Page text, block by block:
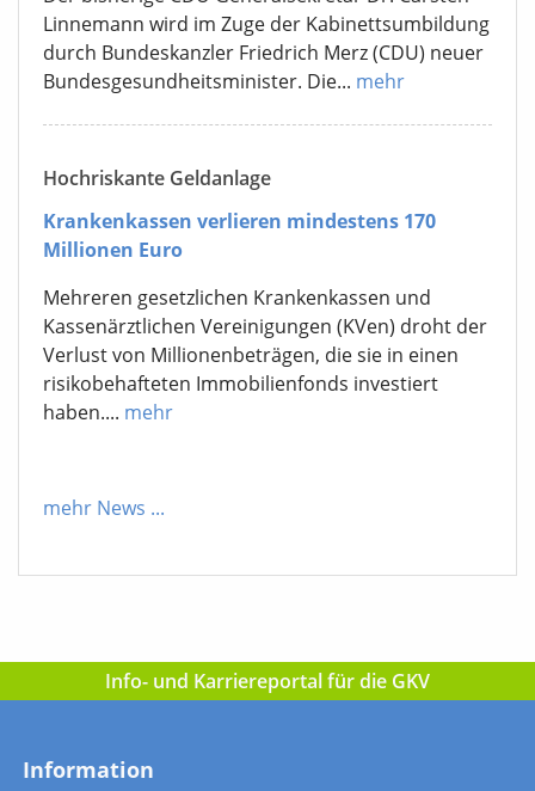
Linnemann wird im Zuge der Kabinettsumbildung
durch Bundeskanzler Friedrich Merz (CDU) neuer
Bundesgesundheitsminister. Die... mehr
Hochriskante Geldanlage
Krankenkassen verlieren mindestens 170
Millionen Euro
Mehreren gesetzlichen Krankenkassen und
Kassenärztlichen Vereinigungen (KVen) droht der
Verlust von Millionenbeträgen, die sie in einen
risikobehafteten Immobilienfonds investiert
haben.... mehr
mehr News ...
Info- und Karriereportal für die GKV
Information